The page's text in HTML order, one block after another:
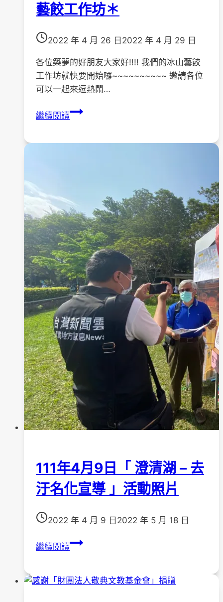
藝餃工作坊＊
2022 年 4 月 26 日 2022 年 4 月 29 日
各位築夢的好朋友大家好!!!! 我們的冰山藝餃
工作坊就快要開始囉~~~~~~~~~~ 邀請各位
可以一起來逗熱鬧…
繼續閱讀『誠
團
法
人
高
雄
市
築
夢
關
懷
協
山
藝
餃
工
＊
111年4月9日「 澄清湖 – 去
汙名化宣導 」活動照片
2022 年 4 月 9 日 2022 年 5 月 18 日
繼續閱讀111
月